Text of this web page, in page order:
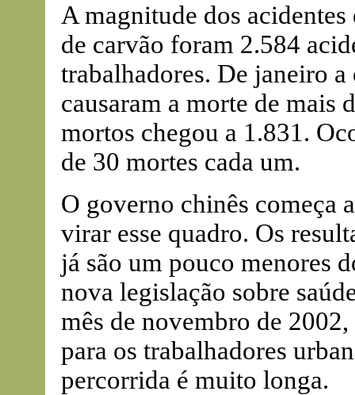
A magnitude dos acidentes
de carvão foram 2.584
trabalhadores. De janeiro
causaram a morte de mais
mortos chegou a 1.831.
de 30 mortes cada um.
O governo chinês começa
virar esse quadro. Os
já são um pouco menores
nova legislação sobre
mês de novembro de
para os trabalhadores
percorrida é muito longa.